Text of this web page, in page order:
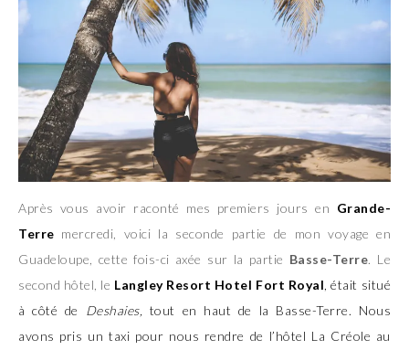
Après vous avoir raconté mes premiers jours en Grande-
Terre mercredi, voici la seconde partie de mon voyage en
Guadeloupe, cette fois-ci axée sur la partie Basse-Terre. Le
second hôtel, le Langley Resort Hotel Fort Royal, était situé
à côté de Deshaies, tout en haut de la Basse-Terre. Nous
avons pris un taxi pour nous rendre de l’hôtel La Créole au